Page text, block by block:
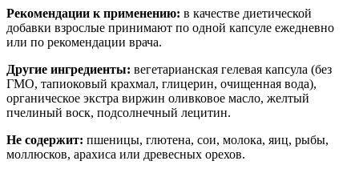
Рекомендации к применению: в качестве диетической
добавки взрослые принимают по одной капсуле ежедневно
или по рекомендации врача.
Другие ингредиенты: вегетарианская гелевая капсула (без
ГМО, тапиоковый крахмал, глицерин, очищенная вода),
органическое экстра виржин оливковое масло, желтый
пчелиный воск, подсолнечный лецитин.
Не содержит: пшеницы, глютена, сои, молока, яиц, рыбы,
моллюсков, арахиса или древесных орехов.